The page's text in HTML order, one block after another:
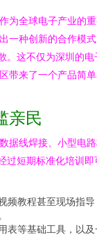
为全球电子产业的
一种创新的合作模
。这不仅为深圳的电
带来了一个产品简
亲民
据线焊接、小型电
过短期标准化培训即
频教程甚至现场指导
表等基础工具，以及